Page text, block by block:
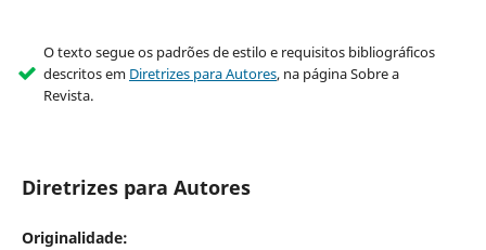
O texto segue os padrões de estilo e requisitos bibliográficos
descritos em Diretrizes para Autores, na página Sobre a
Revista.
Diretrizes para Autores
Originalidade: